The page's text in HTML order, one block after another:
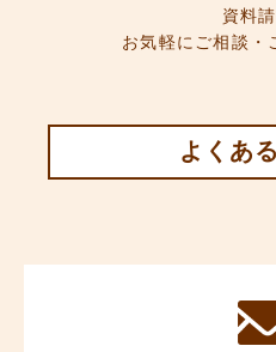
資料
お気軽にご相談・
よくあ